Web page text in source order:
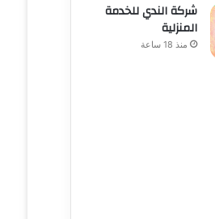
شركة الندي للخدمة
المنزلية
منذ 18 ساعة